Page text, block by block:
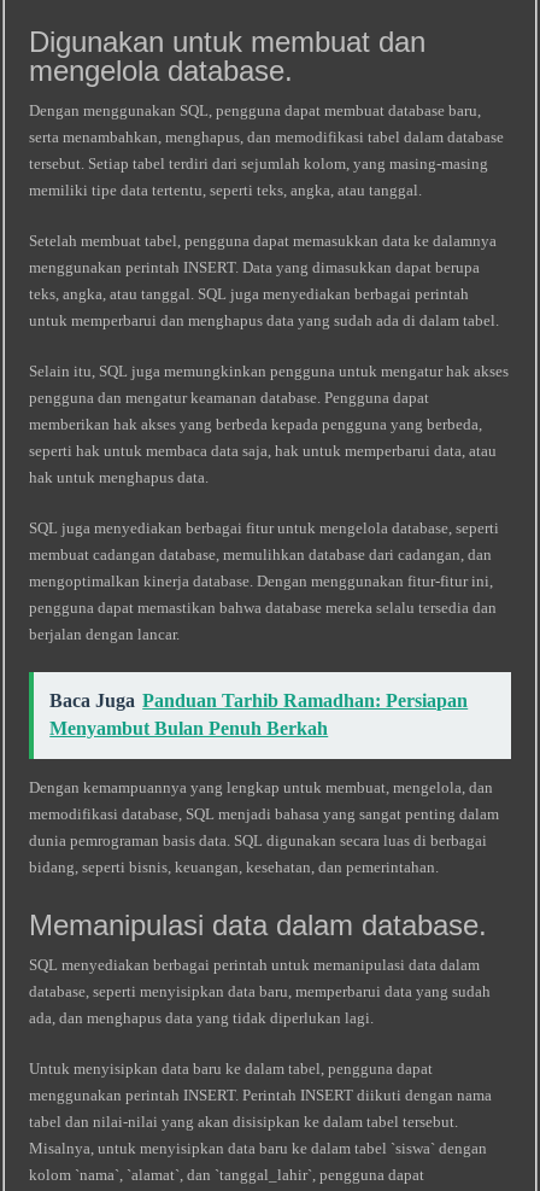
Digunakan untuk membuat dan
mengelola database.
Dengan menggunakan SQL, pengguna dapat membuat database baru,
serta menambahkan, menghapus, dan memodifikasi tabel dalam database
tersebut. Setiap tabel terdiri dari sejumlah kolom, yang masing-masing
memiliki tipe data tertentu, seperti teks, angka, atau tanggal.
Setelah membuat tabel, pengguna dapat memasukkan data ke dalamnya
menggunakan perintah INSERT. Data yang dimasukkan dapat berupa
teks, angka, atau tanggal. SQL juga menyediakan berbagai perintah
untuk memperbarui dan menghapus data yang sudah ada di dalam tabel.
Selain itu, SQL juga memungkinkan pengguna untuk mengatur hak akses
pengguna dan mengatur keamanan database. Pengguna dapat
memberikan hak akses yang berbeda kepada pengguna yang berbeda,
seperti hak untuk membaca data saja, hak untuk memperbarui data, atau
hak untuk menghapus data.
SQL juga menyediakan berbagai fitur untuk mengelola database, seperti
membuat cadangan database, memulihkan database dari cadangan, dan
mengoptimalkan kinerja database. Dengan menggunakan fitur-fitur ini,
pengguna dapat memastikan bahwa database mereka selalu tersedia dan
berjalan dengan lancar.
Baca Juga Panduan Tarhib Ramadhan: Persiapan
Menyambut Bulan Penuh Berkah
Dengan kemampuannya yang lengkap untuk membuat, mengelola, dan
memodifikasi database, SQL menjadi bahasa yang sangat penting dalam
dunia pemrograman basis data. SQL digunakan secara luas di berbagai
bidang, seperti bisnis, keuangan, kesehatan, dan pemerintahan.
Memanipulasi data dalam database.
SQL menyediakan berbagai perintah untuk memanipulasi data dalam
database, seperti menyisipkan data baru, memperbarui data yang sudah
ada, dan menghapus data yang tidak diperlukan lagi.
Untuk menyisipkan data baru ke dalam tabel, pengguna dapat
menggunakan perintah INSERT. Perintah INSERT diikuti dengan nama
tabel dan nilai-nilai yang akan disisipkan ke dalam tabel tersebut.
Misalnya, untuk menyisipkan data baru ke dalam tabel `siswa` dengan
kolom `nama`, `alamat`, dan `tanggal_lahir`, pengguna dapat